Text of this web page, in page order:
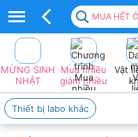
MUA HẾT
Top
100+
sản
Phẩm
MONITEX
MỪNG SINH
NHẬT
Mua nhiều
giảm nhiều
Vật
Thiết bị labo khác